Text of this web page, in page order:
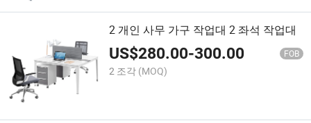
2 개인 사무 가구 작업대 2 좌석 작업대
US$280.00-300.00 FOB
2 조각 (MOQ)